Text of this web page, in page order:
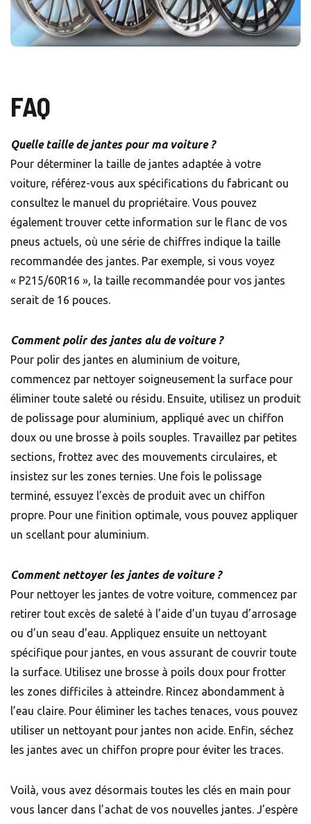
FAQ
Quelle taille de jantes pour ma voiture ?
Pour déterminer la taille de jantes adaptée à votre
voiture, référez-vous aux spécifications du fabricant ou
consultez le manuel du propriétaire. Vous pouvez
également trouver cette information sur le flanc de vos
pneus actuels, où une série de chiffres indique la taille
recommandée des jantes. Par exemple, si vous voyez
« P215/60R16 », la taille recommandée pour vos jantes
serait de 16 pouces.
Comment polir des jantes alu de voiture ?
Pour polir des jantes en aluminium de voiture,
commencez par nettoyer soigneusement la surface pour
éliminer toute saleté ou résidu. Ensuite, utilisez un produit
de polissage pour aluminium, appliqué avec un chiffon
doux ou une brosse à poils souples. Travaillez par petites
sections, frottez avec des mouvements circulaires, et
insistez sur les zones ternies. Une fois le polissage
terminé, essuyez l’excès de produit avec un chiffon
propre. Pour une finition optimale, vous pouvez appliquer
un scellant pour aluminium.
Comment nettoyer les jantes de voiture ?
Pour nettoyer les jantes de votre voiture, commencez par
retirer tout excès de saleté à l’aide d’un tuyau d’arrosage
ou d’un seau d’eau . Appliquez ensuite un nettoyant
spécifique pour jantes , en vous assurant de couvrir toute
la surface. Utilisez une brosse à poils doux pour frotter
les zones difficiles à atteindre. Rincez abondamment à
l’eau claire. Pour éliminer les taches tenaces, vous pouvez
utiliser un nettoyant pour jantes non acide. Enfin, séchez
les jantes avec un chiffon propre pour éviter les traces.
Voilà, vous avez désormais toutes les clés en main pour
vous lancer dans l’achat de vos nouvelles jantes. J’espère